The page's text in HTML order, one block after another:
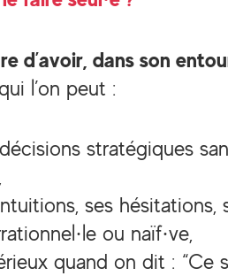
d’avoir, dans son
l’on peut :
stratégiques
ses hésitations,
ou naïf·ve,
quand on dit : “Ce